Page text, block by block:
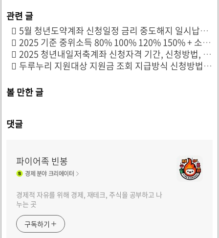
5월 청년도약계좌 신청일정 금리 중도해지 일시납입 총정리
2025 기준 중위소득 80% 100% 120% 150% + 소득별 복지혜택
2025 청년내일저축계좌 신청자격 기간, 신청방법, 지원금액 총정리
두루누리 지원대상 지원금 조회 지급방식 신청방법 알아보자
볼 만한 글
댓글
파이어족 빈봉
경제분야 크리에이터
경제적 자유를 위해 경제, 재테크, 주식을 공부하고 나
누는 곳
구독하기